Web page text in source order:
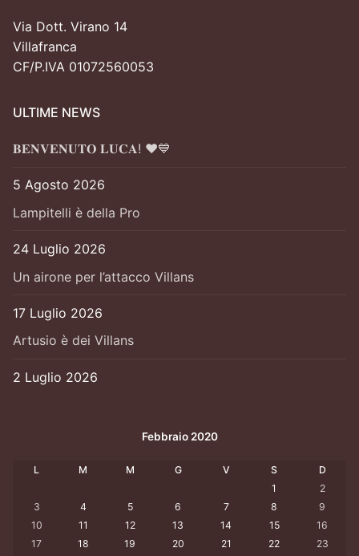
Via Dott. Virano 14
Villafranca
CF/P.IVA 01072560053
ULTIME NEWS
𝐁𝐄𝐍𝐕𝐄𝐍𝐔𝐓𝐎 𝐋𝐔𝐂𝐀! ❤️💙
5 Agosto 2026
Lampitelli è della Pro
24 Luglio 2026
Un airone per l’attacco Villans
17 Luglio 2026
Artusio è dei Villans
2 Luglio 2026
Febbraio 2020
L M M G V S
D
1
2
3
4 5 6 7 8
9
10
11 12 13 14 15
16
17
18 19 20 21 22 23